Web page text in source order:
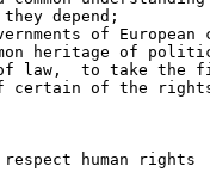
depend;
of European
heritage of
of law,  to take
certain of the
human rights